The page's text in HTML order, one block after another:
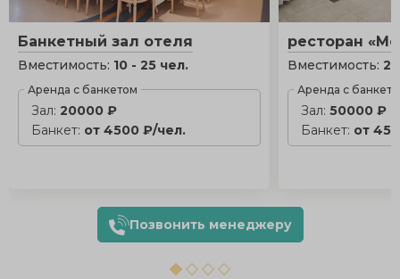
Банкетный зал отеля
Вместимость: 10 - 25 чел.
Аренда с банкетом
Зал: 20000 ₽
Банкет: от 4500 ₽/чел.
ресторан
Вместимость:
Аренда с
Зал:50000 ₽
Банкет: от
Позвонить менеджеру